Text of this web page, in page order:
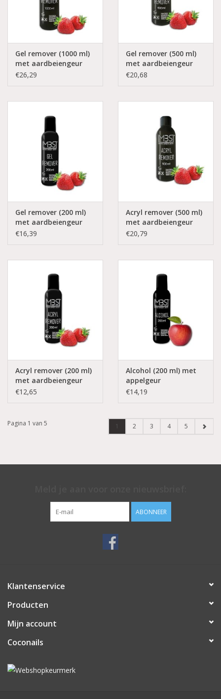
Gel remover (1000 ml)
met aardbeiengeur
€26,29
Gel remover (500 ml)
met aardbeiengeur
€20,68
Gel remover (200 ml)
met aardbeiengeur
€16,39
Acryl remover (500 ml)
met aardbeiengeur
€20,79
Acryl remover (200 ml)
met aardbeiengeur
€12,65
Alcohol (200 ml) met
appelgeur
€14,19
Pagina 1 van 5 1 2 3 4 5
ABONNEER
Klantenservice
Producten
Mijn account
Coconails